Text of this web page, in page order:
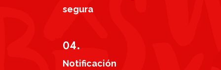
segura
04.
Notificación